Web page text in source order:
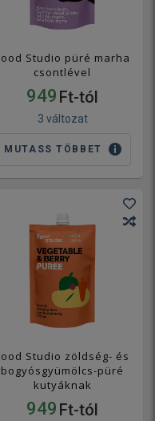
Studio püré marha
csontlével
949 Ft-tól
3 változat
MUTASS TÖBBET
Studio zöldség- és
bogyósgyümölcs-püré
kutyáknak
949 Ft-tól